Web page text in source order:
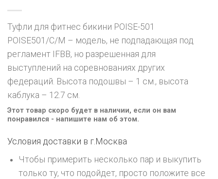
Туфли для фитнес бикини POISE-501
POISE501/C/M – модель, не подпадающая под
регламент IFBB, но разрешенная для
выступлений на соревнованиях других
федераций. Высота подошвы – 1 см., высота
каблука – 12.7 см.
Этот товар скоро будет в наличии, если он вам
понравился - напишите нам об этом.
Условия доставки в г. Москва
Чтобы примерить несколько пар и выкупить
только ту, что подойдет, просто положите все